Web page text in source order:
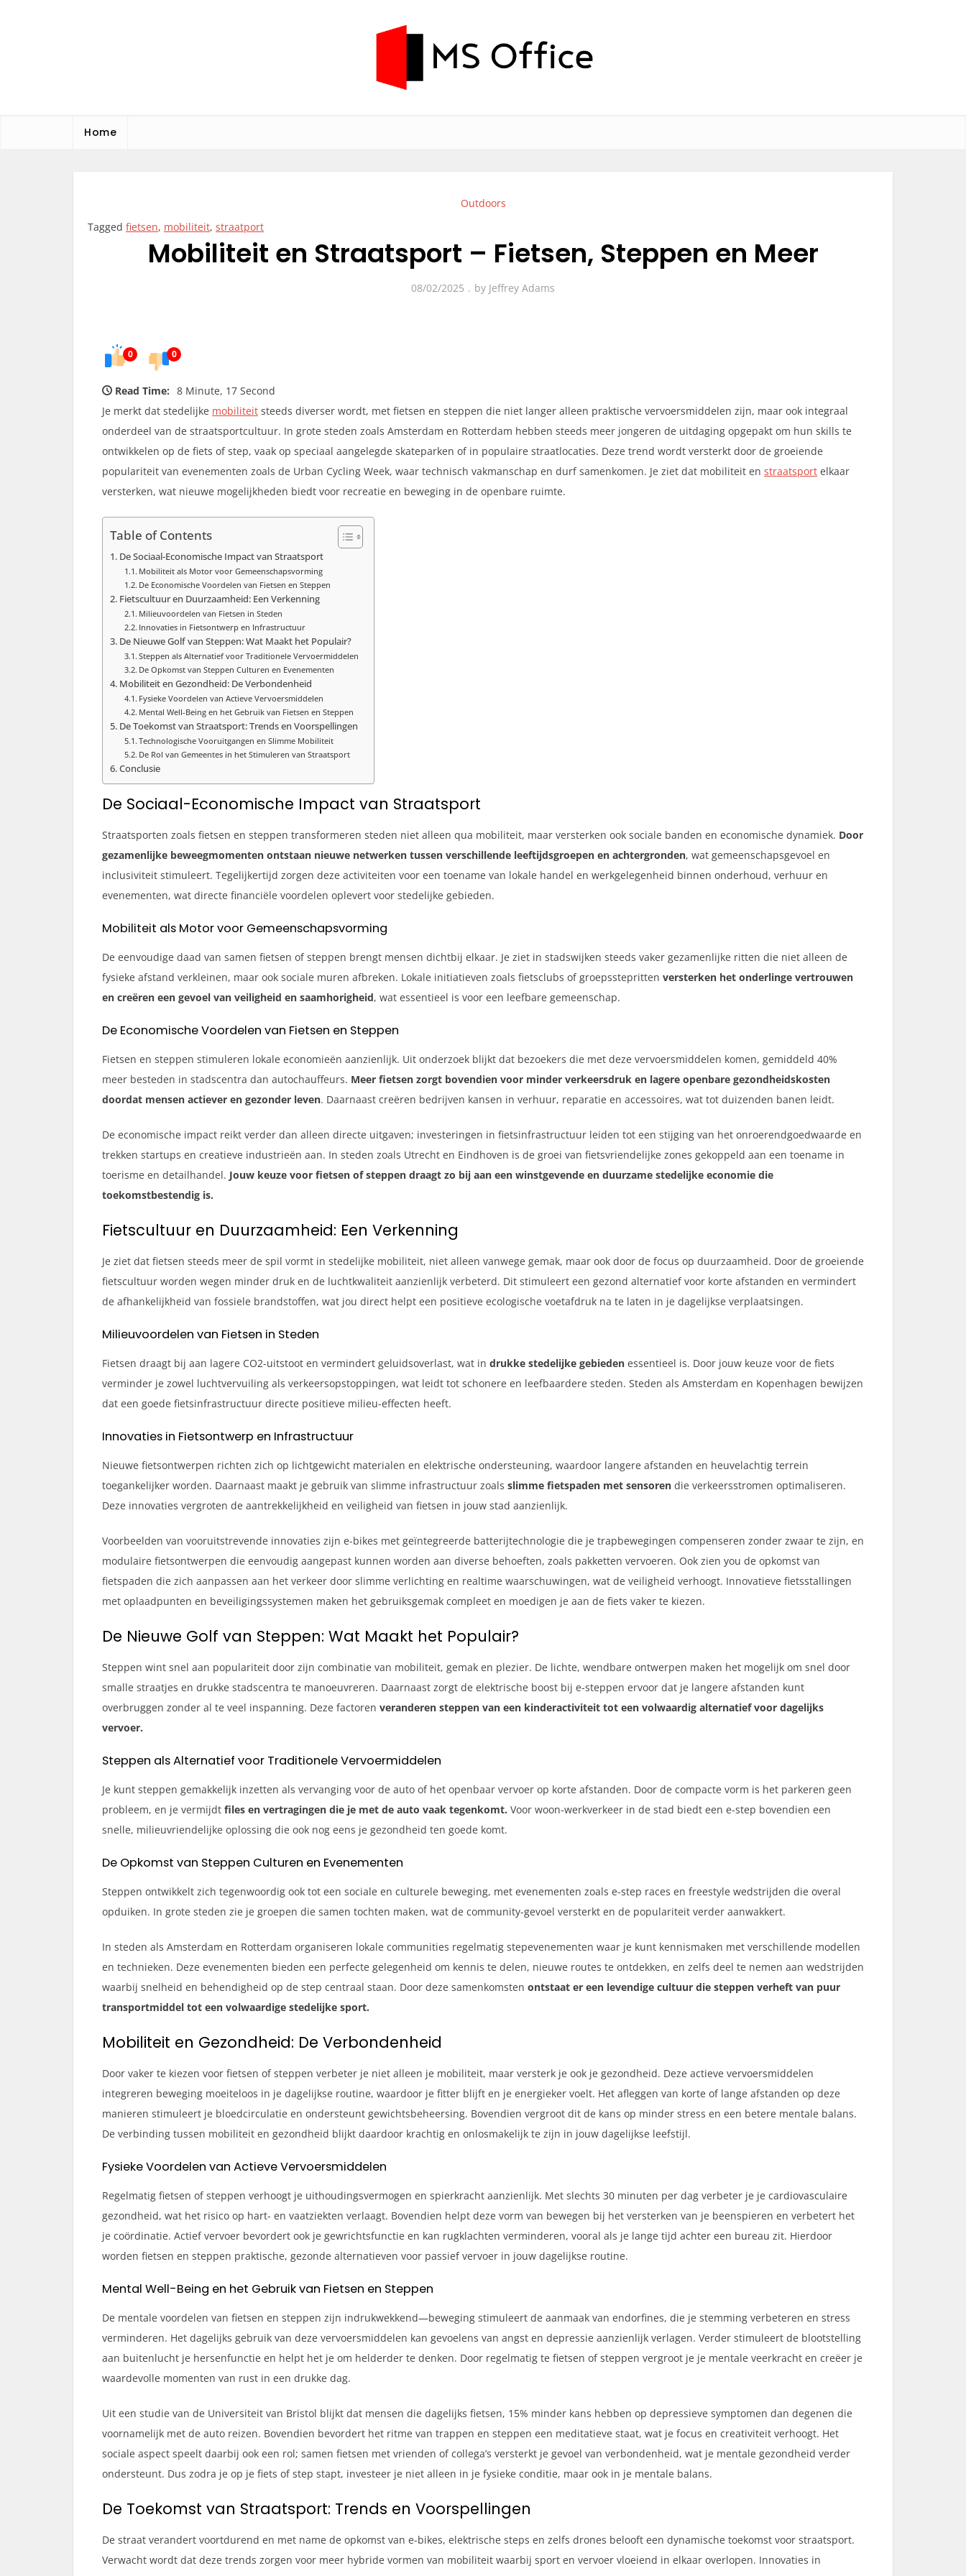
MS Office
Home
Outdoors
Tagged fietsen, mobiliteit, straatport
Mobiliteit en Straatsport – Fietsen, Steppen en Meer
08/02/2025 by Jeffrey Adams
0 0
Read Time: 8 Minute, 17 Second
Je merkt dat stedelijke mobiliteit steeds diverser wordt, met fietsen en steppen die niet langer alleen praktische vervoersmiddelen zijn, maar ook integraal
onderdeel van de straatsportcultuur. In grote steden zoals Amsterdam en Rotterdam hebben steeds meer jongeren de uitdaging opgepakt om hun skills te
ontwikkelen op de fiets of step, vaak op speciaal aangelegde skateparken of in populaire straatlocaties. Deze trend wordt versterkt door de groeiende
populariteit van evenementen zoals de Urban Cycling Week, waar technisch vakmanschap en durf samenkomen. Je ziet dat mobiliteit en straatsport elkaar
versterken, wat nieuwe mogelijkheden biedt voor recreatie en beweging in de openbare ruimte.
Table of Contents
De Sociaal-Economische Impact van Straatsport
Mobiliteit als Motor voor Gemeenschapsvorming
De Economische Voordelen van Fietsen en Steppen
Fietscultuur en Duurzaamheid: Een Verkenning
Milieuvoordelen van Fietsen in Steden
Innovaties in Fietsontwerp en Infrastructuur
De Nieuwe Golf van Steppen: Wat Maakt het Populair?
Steppen als Alternatief voor Traditionele Vervoermiddelen
De Opkomst van Steppen Culturen en Evenementen
Mobiliteit en Gezondheid: De Verbondenheid
Fysieke Voordelen van Actieve Vervoersmiddelen
Mental Well-Being en het Gebruik van Fietsen en Steppen
De Toekomst van Straatsport: Trends en Voorspellingen
Technologische Vooruitgangen en Slimme Mobiliteit
De Rol van Gemeentes in het Stimuleren van Straatsport
Conclusie
De Sociaal-Economische Impact van Straatsport
Straatsporten zoals fietsen en steppen transformeren steden niet alleen qua mobiliteit, maar versterken ook sociale banden en economische dynamiek. Door
gezamenlijke beweegmomenten ontstaan nieuwe netwerken tussen verschillende leeftijdsgroepen en achtergronden, wat gemeenschapsgevoel en
inclusiviteit stimuleert. Tegelijkertijd zorgen deze activiteiten voor een toename van lokale handel en werkgelegenheid binnen onderhoud, verhuur en
evenementen, wat directe financiële voordelen oplevert voor stedelijke gebieden.
Mobiliteit als Motor voor Gemeenschapsvorming
De eenvoudige daad van samen fietsen of steppen brengt mensen dichtbij elkaar. Je ziet in stadswijken steeds vaker gezamenlijke ritten die niet alleen de
fysieke afstand verkleinen, maar ook sociale muren afbreken. Lokale initiatieven zoals fietsclubs of groepsstepritten versterken het onderlinge vertrouwen
en creëren een gevoel van veiligheid en saamhorigheid, wat essentieel is voor een leefbare gemeenschap.
De Economische Voordelen van Fietsen en Steppen
Fietsen en steppen stimuleren lokale economieën aanzienlijk. Uit onderzoek blijkt dat bezoekers die met deze vervoersmiddelen komen, gemiddeld 40%
meer besteden in stadscentra dan autochauffeurs. Meer fietsen zorgt bovendien voor minder verkeersdruk en lagere openbare gezondheidskosten
doordat mensen actiever en gezonder leven. Daarnaast creëren bedrijven kansen in verhuur, reparatie en accessoires, wat tot duizenden banen leidt.
De economische impact reikt verder dan alleen directe uitgaven; investeringen in fietsinfrastructuur leiden tot een stijging van het onroerendgoedwaarde en
trekken startups en creatieve industrieën aan. In steden zoals Utrecht en Eindhoven is de groei van fietsvriendelijke zones gekoppeld aan een toename in
toerisme en detailhandel. Jouw keuze voor fietsen of steppen draagt zo bij aan een winstgevende en duurzame stedelijke economie die
toekomstbestendig is.
Fietscultuur en Duurzaamheid: Een Verkenning
Je ziet dat fietsen steeds meer de spil vormt in stedelijke mobiliteit, niet alleen vanwege gemak, maar ook door de focus op duurzaamheid. Door de groeiende
fietscultuur worden wegen minder druk en de luchtkwaliteit aanzienlijk verbeterd. Dit stimuleert een gezond alternatief voor korte afstanden en vermindert
de afhankelijkheid van fossiele brandstoffen, wat jou direct helpt een positieve ecologische voetafdruk na te laten in je dagelijkse verplaatsingen.
Milieuvoordelen van Fietsen in Steden
Fietsen draagt bij aan lagere CO2-uitstoot en vermindert geluidsoverlast, wat in drukke stedelijke gebieden essentieel is. Door jouw keuze voor de fiets
verminder je zowel luchtvervuiling als verkeersopstoppingen, wat leidt tot schonere en leefbaardere steden. Steden als Amsterdam en Kopenhagen bewijzen
dat een goede fietsinfrastructuur directe positieve milieu-effecten heeft.
Innovaties in Fietsontwerp en Infrastructuur
Nieuwe fietsontwerpen richten zich op lichtgewicht materialen en elektrische ondersteuning, waardoor langere afstanden en heuvelachtig terrein
toegankelijker worden. Daarnaast maakt je gebruik van slimme infrastructuur zoals slimme fietspaden met sensoren die verkeersstromen optimaliseren.
Deze innovaties vergroten de aantrekkelijkheid en veiligheid van fietsen in jouw stad aanzienlijk.
Voorbeelden van vooruitstrevende innovaties zijn e-bikes met geïntegreerde batterijtechnologie die je trapbewegingen compenseren zonder zwaar te zijn, en
modulaire fietsontwerpen die eenvoudig aangepast kunnen worden aan diverse behoeften, zoals pakketten vervoeren. Ook zien you de opkomst van
fietspaden die zich aanpassen aan het verkeer door slimme verlichting en realtime waarschuwingen, wat de veiligheid verhoogt. Innovatieve fietsstallingen
met oplaadpunten en beveiligingssystemen maken het gebruiksgemak compleet en moedigen je aan de fiets vaker te kiezen.
De Nieuwe Golf van Steppen: Wat Maakt het Populair?
Steppen wint snel aan populariteit door zijn combinatie van mobiliteit, gemak en plezier. De lichte, wendbare ontwerpen maken het mogelijk om snel door
smalle straatjes en drukke stadscentra te manoeuvreren. Daarnaast zorgt de elektrische boost bij e-steppen ervoor dat je langere afstanden kunt
overbruggen zonder al te veel inspanning. Deze factoren veranderen steppen van een kinderactiviteit tot een volwaardig alternatief voor dagelijks
vervoer.
Steppen als Alternatief voor Traditionele Vervoermiddelen
Je kunt steppen gemakkelijk inzetten als vervanging voor de auto of het openbaar vervoer op korte afstanden. Door de compacte vorm is het parkeren geen
probleem, en je vermijdt files en vertragingen die je met de auto vaak tegenkomt. Voor woon-werkverkeer in de stad biedt een e-step bovendien een
snelle, milieuvriendelijke oplossing die ook nog eens je gezondheid ten goede komt.
De Opkomst van Steppen Culturen en Evenementen
Steppen ontwikkelt zich tegenwoordig ook tot een sociale en culturele beweging, met evenementen zoals e-step races en freestyle wedstrijden die overal
opduiken. In grote steden zie je groepen die samen tochten maken, wat de community-gevoel versterkt en de populariteit verder aanwakkert.
In steden als Amsterdam en Rotterdam organiseren lokale communities regelmatig stepevenementen waar je kunt kennismaken met verschillende modellen
en technieken. Deze evenementen bieden een perfecte gelegenheid om kennis te delen, nieuwe routes te ontdekken, en zelfs deel te nemen aan wedstrijden
waarbij snelheid en behendigheid op de step centraal staan. Door deze samenkomsten ontstaat er een levendige cultuur die steppen verheft van puur
transportmiddel tot een volwaardige stedelijke sport.
Mobiliteit en Gezondheid: De Verbondenheid
Door vaker te kiezen voor fietsen of steppen verbeter je niet alleen je mobiliteit, maar versterk je ook je gezondheid. Deze actieve vervoersmiddelen
integreren beweging moeiteloos in je dagelijkse routine, waardoor je fitter blijft en je energieker voelt. Het afleggen van korte of lange afstanden op deze
manieren stimuleert je bloedcirculatie en ondersteunt gewichtsbeheersing. Bovendien vergroot dit de kans op minder stress en een betere mentale balans.
De verbinding tussen mobiliteit en gezondheid blijkt daardoor krachtig en onlosmakelijk te zijn in jouw dagelijkse leefstijl.
Fysieke Voordelen van Actieve Vervoersmiddelen
Regelmatig fietsen of steppen verhoogt je uithoudingsvermogen en spierkracht aanzienlijk. Met slechts 30 minuten per dag verbeter je je cardiovasculaire
gezondheid, wat het risico op hart- en vaatziekten verlaagt. Bovendien helpt deze vorm van bewegen bij het versterken van je beenspieren en verbetert het
je coördinatie. Actief vervoer bevordert ook je gewrichtsfunctie en kan rugklachten verminderen, vooral als je lange tijd achter een bureau zit. Hierdoor
worden fietsen en steppen praktische, gezonde alternatieven voor passief vervoer in jouw dagelijkse routine.
Mental Well-Being en het Gebruik van Fietsen en Steppen
De mentale voordelen van fietsen en steppen zijn indrukwekkend—beweging stimuleert de aanmaak van endorfines, die je stemming verbeteren en stress
verminderen. Het dagelijks gebruik van deze vervoersmiddelen kan gevoelens van angst en depressie aanzienlijk verlagen. Verder stimuleert de blootstelling
aan buitenlucht je hersenfunctie en helpt het je om helderder te denken. Door regelmatig te fietsen of steppen vergroot je je mentale veerkracht en creëer je
waardevolle momenten van rust in een drukke dag.
Uit een studie van de Universiteit van Bristol blijkt dat mensen die dagelijks fietsen, 15% minder kans hebben op depressieve symptomen dan degenen die
voornamelijk met de auto reizen. Bovendien bevordert het ritme van trappen en steppen een meditatieve staat, wat je focus en creativiteit verhoogt. Het
sociale aspect speelt daarbij ook een rol; samen fietsen met vrienden of collega’s versterkt je gevoel van verbondenheid, wat je mentale gezondheid verder
ondersteunt. Dus zodra je op je fiets of step stapt, investeer je niet alleen in je fysieke conditie, maar ook in je mentale balans.
De Toekomst van Straatsport: Trends en Voorspellingen
De straat verandert voortdurend en met name de opkomst van e-bikes, elektrische steps en zelfs drones belooft een dynamische toekomst voor straatsport.
Verwacht wordt dat deze trends zorgen voor meer hybride vormen van mobiliteit waarbij sport en vervoer vloeiend in elkaar overlopen. Innovaties in